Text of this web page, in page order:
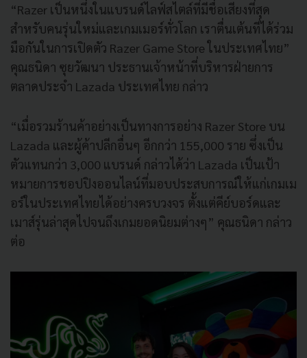
“Razer เป็นหนึ่งในแบรนด์ไลฟ์สไตล์ที่มีชื่อเสียงที่สุด
สำหรับคนรุ่นใหม่และเกมเมอร์ทั่วโลก เราตื่นเต้นที่ได้ร่วม
มือกันในการเปิดตัว Razer Game Store ในประเทศไทย”
คุณธนิดา ซุยวัฒนา ประธานเจ้าหน้าที่บริหารฝ่ายการ
ตลาดประจำ Lazada ประเทศไทย กล่าว
“เมื่อรวมร้านค้าอย่างเป็นทางการอย่าง Razer Store บน
Lazada และผู้ค้าปลีกอื่นๆ อีกกว่า 155,000 ราย ซึ่งเป็น
ตัวแทนกว่า 3,000 แบรนด์ กล่าวได้ว่า Lazada เป็นเป้า
หมายการชอปปิงออนไลน์ที่มอบประสบการณ์ให้แก่เกมเม
อร์ในประเทศไทยได้อย่างครบวงจร ตั้งแต่คีย์บอร์ดและ
เมาส์รุ่นล่าสุดไปจนถึงเกมยอดนิยมต่างๆ” คุณธนิดา กล่าว
ต่อ